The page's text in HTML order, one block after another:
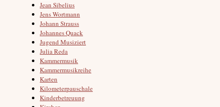
Jean Sibelius
Jens Wortmann
Johann Strauss
Johannes Quack
Jugend Musiziert
Julia Reda
Kammermusik
Kammermusikreihe
Karten
Kilometerpauschale
Kinderbetreuung